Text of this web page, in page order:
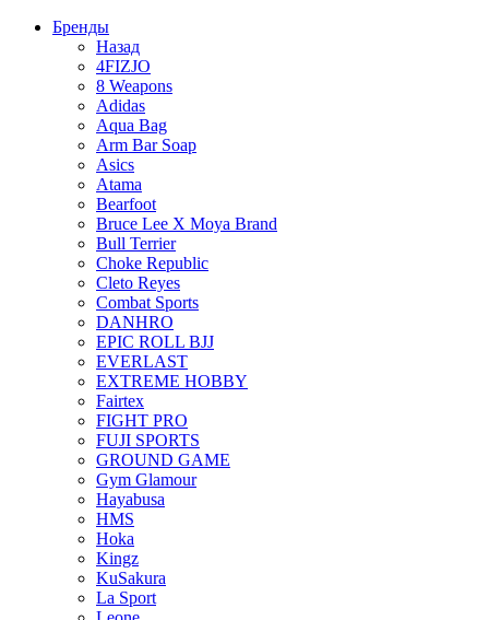
Бренды
Назад
4FIZJO
8 Weapons
Adidas
Aqua Bag
Arm Bar Soap
Asics
Atama
Bearfoot
Bruce Lee X Moya Brand
Bull Terrier
Choke Republic
Cleto Reyes
Combat Sports
DANHRO
EPIC ROLL BJJ
EVERLAST
EXTREME HOBBY
Fairtex
FIGHT PRO
FUJI SPORTS
GROUND GAME
Gym Glamour
Hayabusa
HMS
Hoka
Kingz
KuSakura
La Sport